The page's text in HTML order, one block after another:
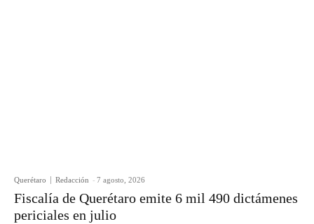
Querétaro Redacción - 7 agosto, 2026
Fiscalía de Querétaro emite 6 mil 490 dictámenes
periciales en julio